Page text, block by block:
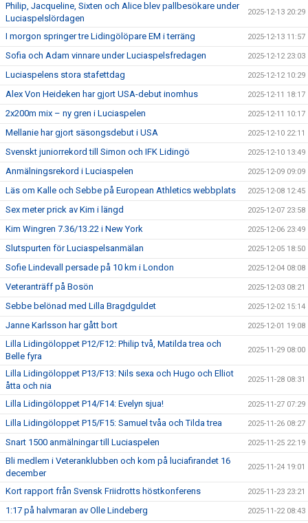
Philip, Jacqueline, Sixten och Alice blev pallbesökare under
Luciaspelslördagen
2025-12-13 20:29
I morgon springer tre Lidingölöpare EM i terräng 2025-12-13 11:57
Sofia och Adam vinnare under Luciaspelsfredagen 2025-12-12 23:03
Luciaspelens stora stafettdag 2025-12-12 10:29
Alex Von Heideken har gjort USA-debut inomhus 2025-12-11 18:17
2x200m mix – ny gren i Luciaspelen 2025-12-11 10:17
Mellanie har gjort säsongsdebut i USA 2025-12-10 22:11
Svenskt juniorrekord till Simon och IFK Lidingö 2025-12-10 13:49
Anmälningsrekord i Luciaspelen 2025-12-09 09:09
Läs om Kalle och Sebbe på European Athletics webbplats 2025-12-08 12:45
Sex meter prick av Kim i längd 2025-12-07 23:58
Kim Wingren 7.36/13.22 i New York 2025-12-06 23:49
Slutspurten för Luciaspelsanmälan 2025-12-05 18:50
Sofie Lindevall persade på 10 km i London 2025-12-04 08:08
Veteranträff på Bosön 2025-12-03 08:21
Sebbe belönad med Lilla Bragdguldet 2025-12-02 15:14
Janne Karlsson har gått bort 2025-12-01 19:08
Lilla Lidingöloppet P12/F12: Philip två, Matilda trea och
Belle fyra
2025-11-29 08:00
Lilla Lidingöloppet P13/F13: Nils sexa och Hugo och Elliot
åtta och nia
2025-11-28 08:31
Lilla Lidingöloppet P14/F14: Evelyn sjua! 2025-11-27 07:29
Lilla Lidingöloppet P15/F15: Samuel tvåa och Tilda trea 2025-11-26 08:27
Snart 1500 anmälningar till Luciaspelen 2025-11-25 22:19
Bli medlem i Veteranklubben och kom på luciafirandet 16
december
2025-11-24 19:01
Kort rapport från Svensk Friidrotts höstkonferens 2025-11-23 23:21
1:17 på halvmaran av Olle Lindeberg 2025-11-22 08:43